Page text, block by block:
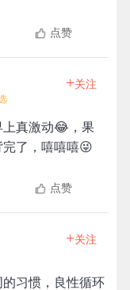
点赞
+关注
上真激动😂，果
了，嘻嘻嘻😜
点赞
+关注
习惯，良性循环